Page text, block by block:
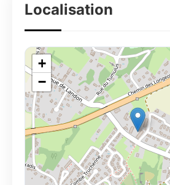
Localisation
+
−